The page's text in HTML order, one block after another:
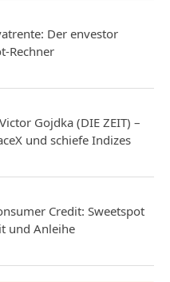
Der envestor
Rechner
Gojdka (DIE ZEIT) –
und schiefe Indizes
Credit: Sweetspot
und Anleihe